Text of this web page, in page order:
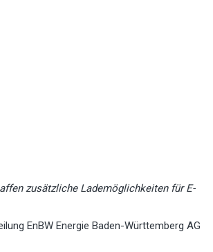
zusätzliche Lademöglichkeiten für E-
EnBW Energie Baden-Württemberg AG